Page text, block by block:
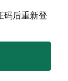
码后重新登